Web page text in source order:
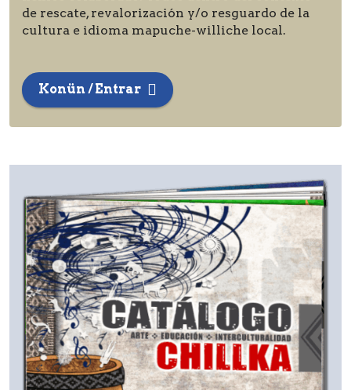
de rescate, revalorización y/o resguardo de la
cultura e idioma mapuche-williche local.
Konün / Entrar